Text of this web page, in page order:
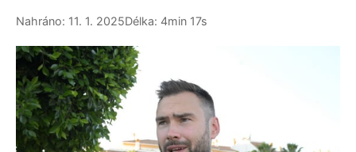
Nahráno: 11. 1. 2025Délka: 4min 17s